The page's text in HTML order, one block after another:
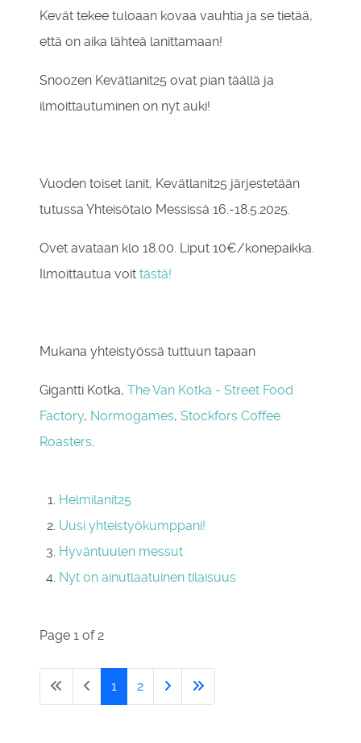
Kevät tekee tuloaan kovaa vauhtia ja se tietää,
että on aika lähteä lanittamaan!
Snoozen Kevätlanit25 ovat pian täällä ja
ilmoittautuminen on nyt auki!
Vuoden toiset lanit, Kevätlanit25 järjestetään
tutussa Yhteisötalo Messissä 16.-18.5.2025.
Ovet avataan klo 18.00. Liput 10€/konepaikka.
Ilmoittautua voit tästä!
Mukana yhteistyössä tuttuun tapaan
Gigantti Kotka, The Van Kotka - Street Food
Factory, Normogames, Stockfors Coffee
Roasters.
Helmilanit25
Uusi yhteistyökumppani!
Hyväntuulen messut
Nyt on ainutlaatuinen tilaisuus
Page 1 of 2
1 2